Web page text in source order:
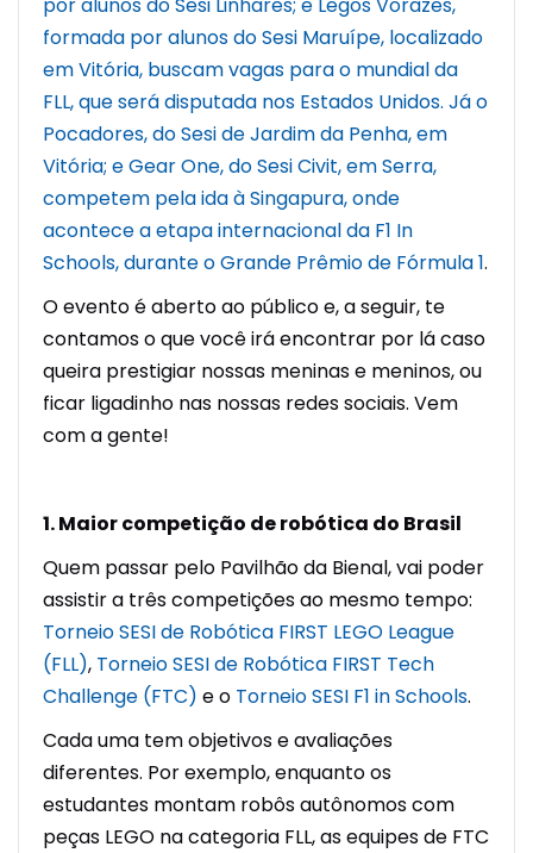
por alunos do Sesi Linhares; e Legos Vorazes,
formada por alunos do Sesi Maruípe, localizado
em Vitória, buscam vagas para o mundial da
FLL, que será disputada nos Estados Unidos. Já o
Pocadores, do Sesi de Jardim da Penha, em
Vitória; e Gear One, do Sesi Civit, em Serra,
competem pela ida à Singapura, onde
acontece a etapa internacional da F1 In
Schools, durante o Grande Prêmio de Fórmula 1.
O evento é aberto ao público e, a seguir, te
contamos o que você irá encontrar por lá caso
queira prestigiar nossas meninas e meninos, ou
ficar ligadinho nas nossas redes sociais. Vem
com a gente!
1. Maior competição de robótica do Brasil
Quem passar pelo Pavilhão da Bienal, vai poder
assistir a três competições ao mesmo tempo:
Torneio SESI de Robótica FIRST LEGO League
(FLL), Torneio SESI de Robótica FIRST Tech
Challenge (FTC) e o Torneio SESI F1 in Schools.
Cada uma tem objetivos e avaliações
diferentes. Por exemplo, enquanto os
estudantes montam robôs autônomos com
peças LEGO na categoria FLL, as equipes de FTC